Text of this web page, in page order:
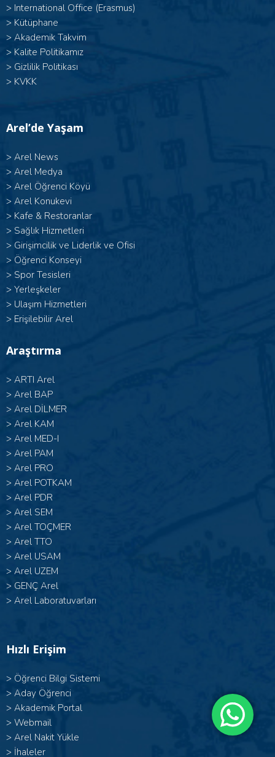
> International Office (Erasmus)
> Kütüphane
> Akademik Takvim
> Kalite Politikamız
> Gizlilik Politikası
> KVKK
Arel’de Yaşam
> Arel News
> Arel Medya
> Arel Öğrenci Köyü
> Arel Konukevi
> Kafe & Restoranlar
> Sağlık Hizmetleri
> Girişimcilik ve Liderlik ve Ofisi
> Öğrenci Konseyi
> Spor Tesisleri
> Yerleşkeler
> Ulaşım Hizmetleri
> Erişilebilir Arel
Araştırma
> ARTI Arel
> Arel BAP
> Arel DİLMER
> Arel KAM
> Arel MED-I
> Arel PAM
> Arel PRO
> Arel POTKAM
> Arel PDR
> Arel SEM
> Arel TOÇMER
> Arel TTO
> Arel USAM
> Arel UZEM
> GENÇ Arel
> Arel Laboratuvarları
Hızlı Erişim
> Öğrenci Bilgi Sistemi
> Aday Öğrenci
> Akademik Portal
> Webmail
> Arel Nakit Yükle
> İhaleler